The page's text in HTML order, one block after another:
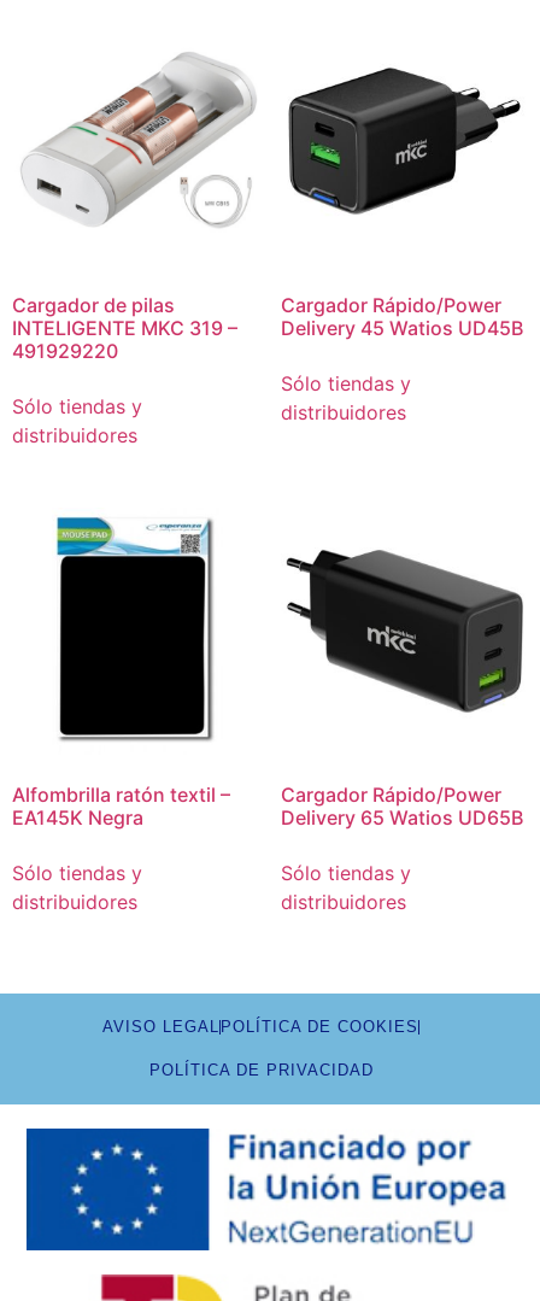
Cargador de pilas
INTELIGENTE MKC 319 –
491929220
Sólo tiendas y
distribuidores
Cargador Rápido/Power
Delivery 45 Watios UD45B
Sólo tiendas y
distribuidores
Alfombrilla ratón textil –
EA145K Negra
Sólo tiendas y
distribuidores
Cargador Rápido/Power
Delivery 65 Watios UD65B
Sólo tiendas y
distribuidores
AVISO LEGAL POLÍTICA DE COOKIES
POLÍTICA DE PRIVACIDAD